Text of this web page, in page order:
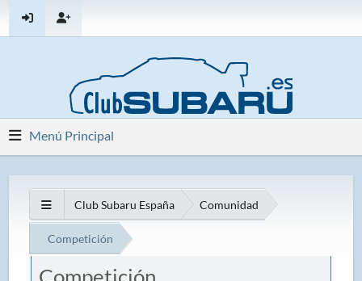
Menú Principal
Club Subaru España Comunidad
Competición